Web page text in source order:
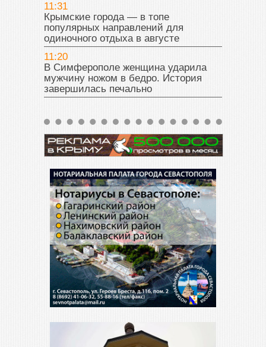
11:31
Крымские города — в топе
популярных направлений для
одиночного отдыха в августе
11:20
В Симферополе женщина ударила
мужчину ножом в бедро. История
завершилась печально